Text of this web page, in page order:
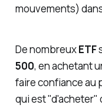
mouvements)
De nombreuxETF
500, en achetant
faire confiance au
qui est "d'acheter"